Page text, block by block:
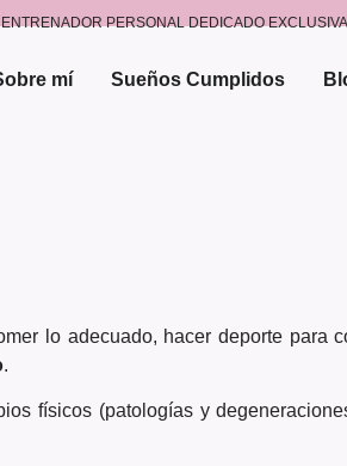
ENTRENADOR PERSONAL DEDICADO
mí Sueños Cumplidos
lo adecuado, hacer deporte para
.
físicos (patologías y